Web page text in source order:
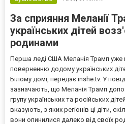
За сприяння Меланії
українських дітей
родинами
Перша леді США Меланія Трамп уже
поверненню додому українських
Білому домі, передає inshe.tv. У
зазначають, що Меланія Трамп
групу українських та російських
вказують, з яких регіонів ці діти,
вони опинилися далеко від своїх